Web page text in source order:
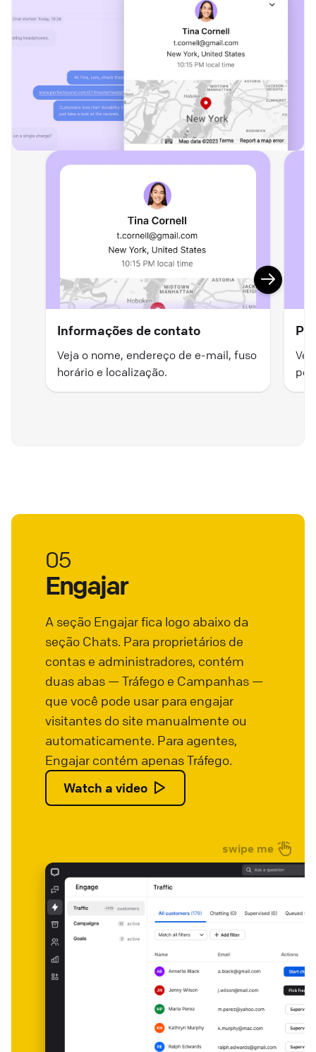
Informações de contato
Veja o nome, endereço de e-mail, fuso
horário e localização.
Engajar
05
A seção Engajar fica logo abaixo da
seção Chats. Para proprietários de
contas e administradores, contém
duas abas — Tráfego e Campanhas —
que você pode usar para engajar
visitantes do site manualmente ou
automaticamente. Para agentes,
Engajar contém apenas Tráfego.
Watch a video
swipe me